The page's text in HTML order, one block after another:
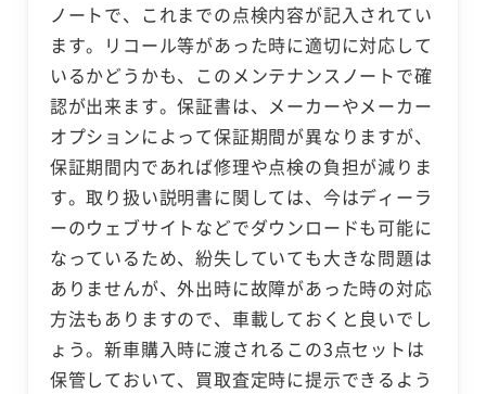
ノートで、これまでの点検内容が記入されてい
ます。リコール等があった時に適切に対応して
いるかどうかも、このメンテナンスノートで確
認が出来ます。保証書は、メーカーやメーカー
オプションによって保証期間が異なりますが、
保証期間内であれば修理や点検の負担が減りま
す。取り扱い説明書に関しては、今はディーラ
ーのウェブサイトなどでダウンロードも可能に
なっているため、紛失していても大きな問題は
ありませんが、外出時に故障があった時の対応
方法もありますので、車載しておくと良いでし
ょう。新車購入時に渡されるこの3点セットは
保管しておいて、買取査定時に提示できるよう